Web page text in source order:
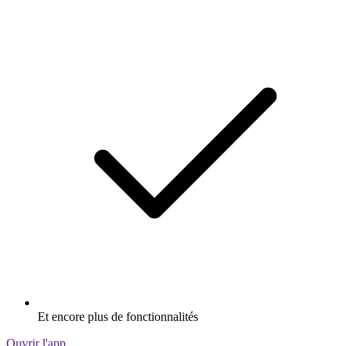
Et encore plus de fonctionnalités